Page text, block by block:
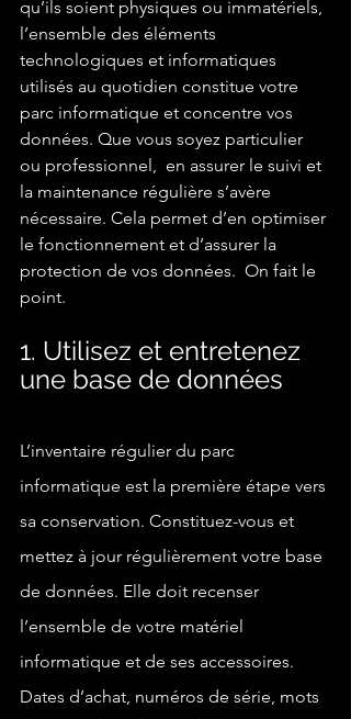
qu’ils soient physiques ou immatériels,
l’ensemble des éléments
technologiques et informatiques
utilisés au quotidien constitue votre
parc informatique et concentre vos
données. Que vous soyez particulier
ou professionnel,  en assurer le suivi et
la maintenance régulière s’avère
nécessaire. Cela permet d’en optimiser
le fonctionnement et d’assurer la
protection de vos données.  On fait le
point.
1. Utilisez et entretenez
une base de données
L’inventaire régulier du parc
informatique est la première étape vers
sa conservation. Constituez-vous et
mettez à jour régulièrement votre base
de données. Elle doit recenser
l’ensemble de votre matériel
informatique et de ses accessoires.
Dates d’achat, numéros de série, mots